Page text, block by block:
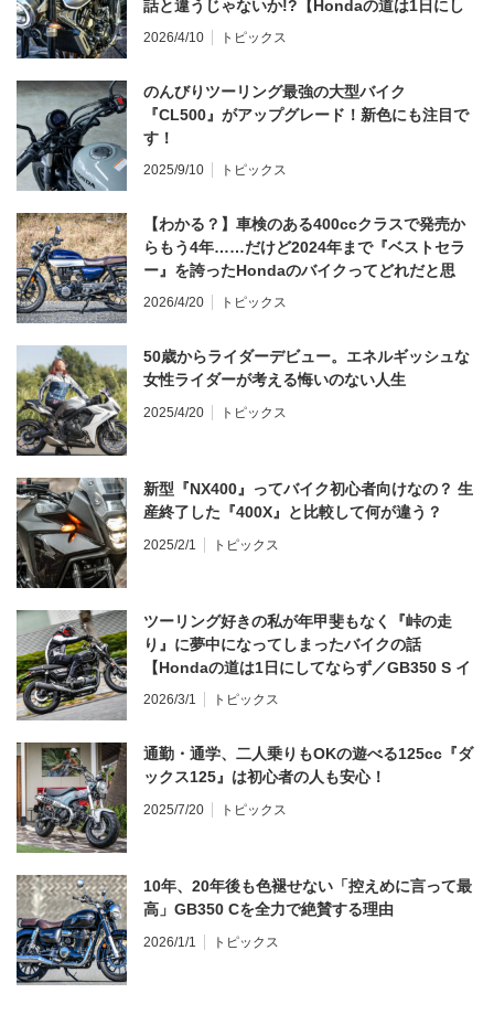
話と違うじゃないか!?【Hondaの道は1日にし
てならず／CB1000F ①第一印象 編】
2026/4/10 トピックス
のんびりツーリング最強の大型バイク
『CL500』がアップグレード！新色にも注目で
す！
2025/9/10 トピックス
【わかる？】車検のある400ccクラスで発売か
らもう4年……だけど2024年まで『ベストセラ
ー』を誇ったHondaのバイクってどれだと思
う？
2026/4/20 トピックス
50歳からライダーデビュー。エネルギッシュな
女性ライダーが考える悔いのない人生
2025/4/20 トピックス
新型『NX400』ってバイク初心者向けなの？ 生
産終了した『400X』と比較して何が違う？
2025/2/1 トピックス
ツーリング好きの私が年甲斐もなく『峠の走
り』に夢中になってしまったバイクの話
【Hondaの道は1日にしてならず／GB350 S イ
ンプレ・レビュー 前編】
2026/3/1 トピックス
通勤・通学、二人乗りもOKの遊べる125cc『ダ
ックス125』は初心者の人も安心！
2025/7/20 トピックス
10年、20年後も色褪せない「控えめに言って最
高」GB350 Cを全力で絶賛する理由
2026/1/1 トピックス